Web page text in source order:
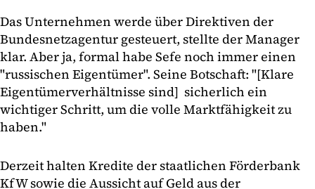
Das Unternehmen werde über Direktiven der
Bundesnetzagentur gesteuert, stellte der Manager
klar. Aber ja, formal habe Sefe noch immer einen
"russischen Eigentümer". Seine Botschaft: "[Klare
Eigentümerverhältnisse sind] sicherlich ein
wichtiger Schritt, um die volle Marktfähigkeit zu
haben."
Derzeit halten Kredite der staatlichen Förderbank
KfW sowie die Aussicht auf Geld aus der